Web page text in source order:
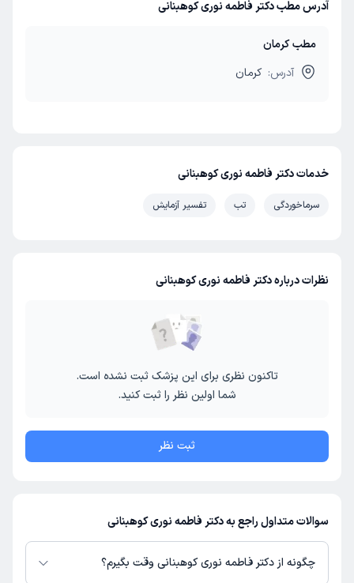
آدرس مطب دکتر فاطمه نوری کوهبنانی
مطب کرمان
آدرس: کرمان
خدمات دکتر فاطمه نوری کوهبنانی
سرماخوردگی تب تفسیر آزمایش
نظرات درباره دکتر فاطمه نوری کوهبنانی
تاکنون نظری برای این پزشک ثبت نشده است.
شما اولین نظر را ثبت کنید.
ثبت نظر
سوالات متداول راجع به دکتر فاطمه نوری کوهبنانی
چگونه از دکتر فاطمه نوری کوهبنانی وقت بگیرم؟